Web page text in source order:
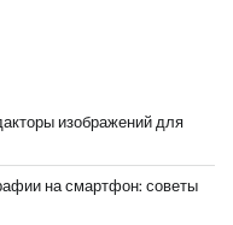
изображений для
на смартфон: советы